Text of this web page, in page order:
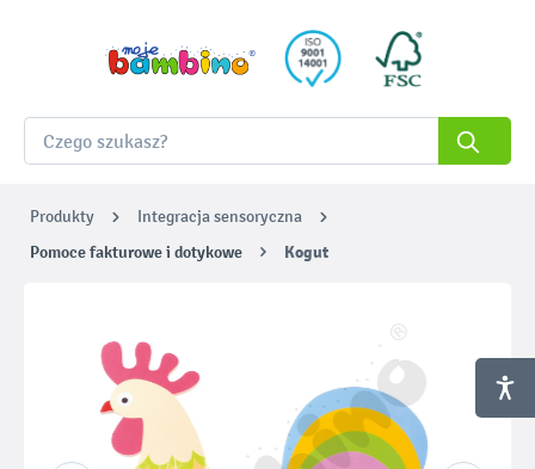
Produkty Integracja sensoryczna
Pomoce fakturowe i dotykowe Kogut